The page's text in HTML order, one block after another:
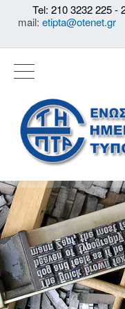
Tel: 210 3232 225 -
mail: etipta@otenet.gr